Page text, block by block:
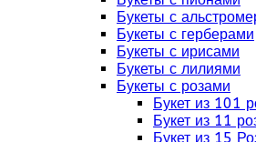
Букеты с
Букеты с герберами
Букеты с ирисами
Букеты с лилиями
Букеты с розами
Букет из 101
Букет из 11
Букет из 15